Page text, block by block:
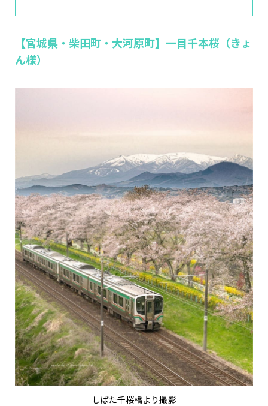
【宮城県・柴田町・大河原町】一目千本桜（きょ
ん様）
しばた千桜橋より撮影